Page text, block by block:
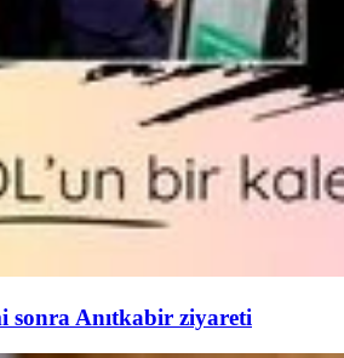
sonra Anıtkabir ziyareti